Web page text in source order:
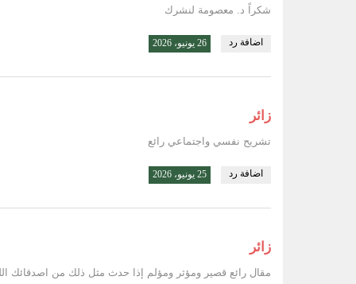
شكراً د. معصومة لنشرك
اضافة رد 26 يونيو، 2026
زائر
تشريح نفسي واجتماعي رائع
اضافة رد 25 يونيو، 2026
زائر
مقال رائع قصير ومؤثر ومؤلم إذا حدث مثل ذلك من اصدقائك